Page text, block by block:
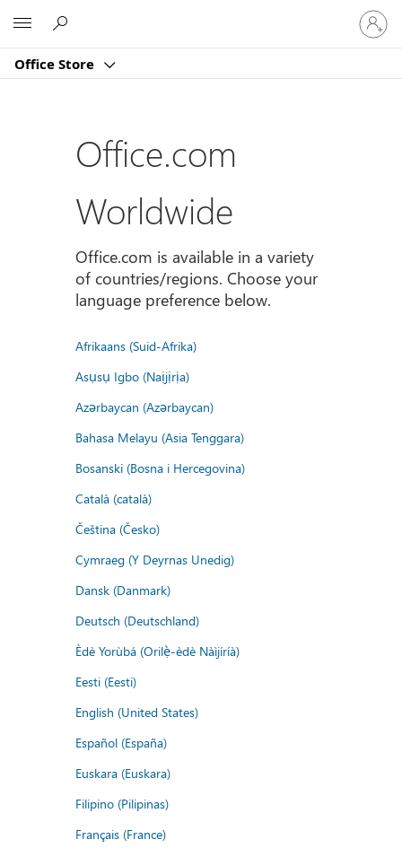
Office Store
Sign
in
to
account
Office.com
Worldwide
Office.com is available in a variety
of countries/regions. Choose your
language preference below.
Afrikaans (Suid-Afrika)
Asụsụ Igbo (Naịjịrịa)
Azərbaycan (Azərbaycan)
Bahasa Melayu (Asia Tenggara)
Bosanski (Bosna i Hercegovina)
Català (català)
Čeština (Česko)
Cymraeg (Y Deyrnas Unedig)
Dansk (Danmark)
Deutsch (Deutschland)
Èdè Yorùbá (Orilẹ̀-èdè Nàìjíríà)
Eesti (Eesti)
English (United States)
Español (España)
Euskara (Euskara)
Filipino (Pilipinas)
Français (France)